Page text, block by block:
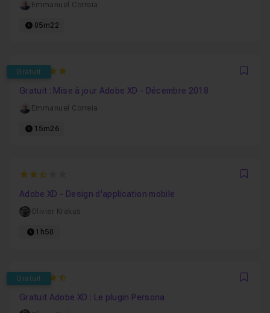
Emmanuel Correia
05m22
Gratuit
5
Gratuit : Mise à jour Adobe XD - Décembre 2018
Emmanuel Correia
15m26
2.6666666666667
Adobe XD - Design d'application mobile
Olivier Krakus
1h50
Gratuit
4.3
Gratuit Adobe XD : Le plugin Persona